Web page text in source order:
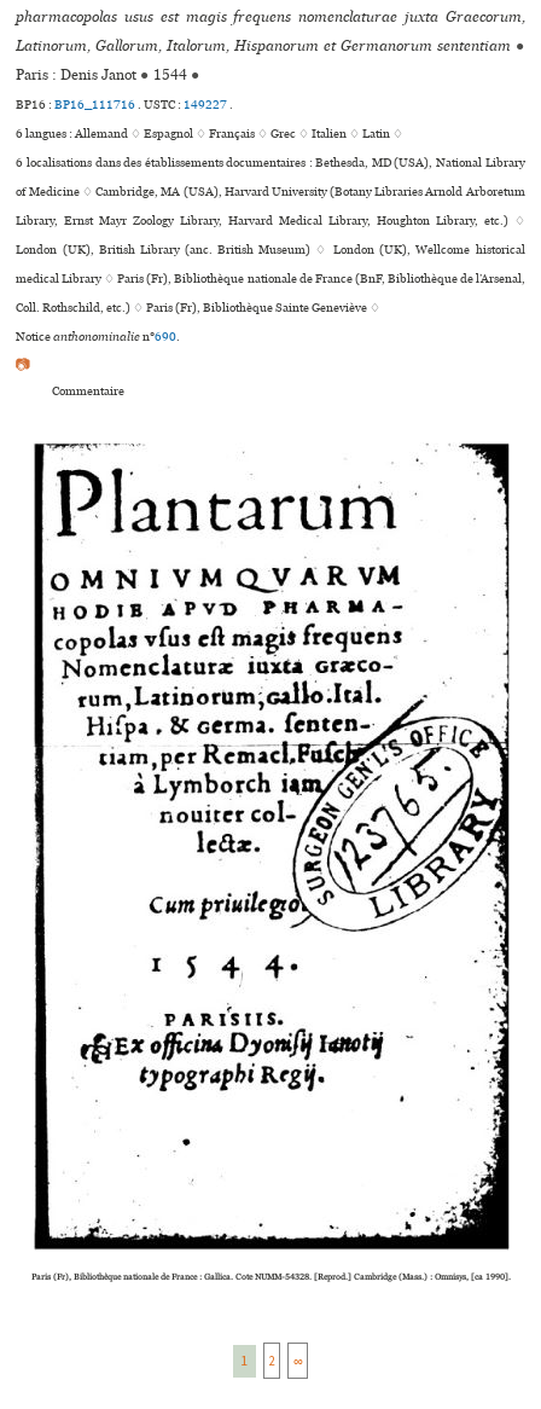
pharmacopolas usus est magis frequens nomenclaturae juxta Graecorum,
Latinorum, Gallorum, Italorum, Hispanorum et Germanorum sententiam ●
Paris : Denis Janot ● 1544 ●
BP16 :BP16_111716.USTC : 149227.
6 langues :Allemand ♢Espagnol ♢Français ♢Grec ♢Italien ♢Latin ♢
6 localisations dans des établissements documentaires : Bethesda, MD (USA), National Library
of Medicine ♢ Cambridge, MA (USA), Harvard University (Botany Libraries Arnold Arboretum
Library, Ernst Mayr Zoology Library, Harvard Medical Library, Houghton Library, etc.) ♢
London (UK), British Library (anc. British Museum) ♢ London (UK), Wellcome his­to­ri­cal
medi­cal Library ♢ Paris (Fr), Bibliothèque nationale de France (BnF, Bibliothèque de l’Arsenal,
Coll. Rothschild, etc.) ♢ Paris (Fr), Bibliothèque Sainte Geneviève ♢
Noticeanthonominalien°690.
📷
Commentaire
Paris (Fr), Bibliothèque natio­nale de France : Gallica. Cote NUMM-54328. [Reprod.] Cambridge (Mass.) : Omnisys, [ca 1990].
1 2 ∞